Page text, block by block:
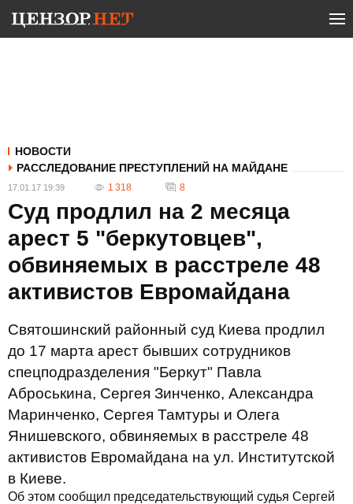
НОВОСТИ
РАССЛЕДОВАНИЕ ПРЕСТУПЛЕНИЙ НА МАЙДАНЕ
17.01.17 19:39 1 318 8
Суд продлил на 2 месяца
арест 5 "беркутовцев",
обвиняемых в расстреле 48
активистов Евромайдана
Святошинский районный суд Киева продлил
до 17 марта арест бывших сотрудников
спецподразделения "Беркут" Павла
Аброськина, Сергея Зинченко, Александра
Маринченко, Сергея Тамтуры и Олега
Янишевского, обвиняемых в расстреле 48
активистов Евромайдана на ул. Институтской
в Киеве.
Об этом сообщил председательствующий судья Сергей